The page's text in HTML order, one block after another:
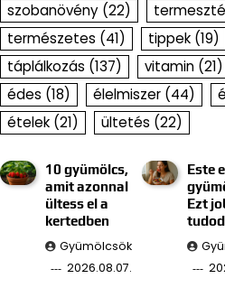
szobanövény (22)
természetes (41) tippek (19)
táplálkozás (137) vitamin (21)
édes (18) élelmiszer (44)
ételek (21) ültetés (22)
10 gyümölcs,
amit azonnal
ültess el a
kertedben
Gyümölcsök
2026.08.07.
Este
Ezt
tudod